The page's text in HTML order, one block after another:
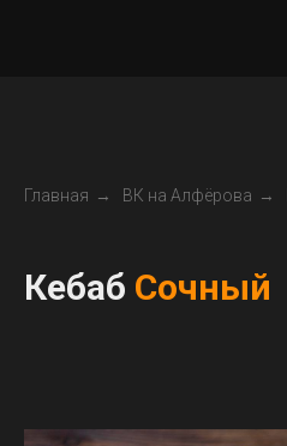
Главная → ВК на Алфёрова →
Кебаб Сочный